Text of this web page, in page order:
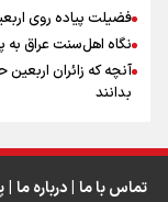
عراق
فضیلت پیاده روی
نگاه اهل‌سنت عراق
بدانند
تماس با ما | درباره ما |